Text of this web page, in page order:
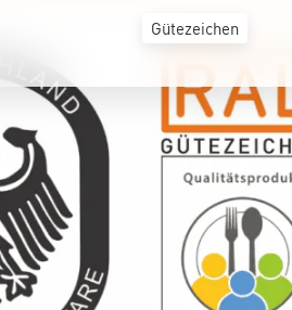
Gütezeichen